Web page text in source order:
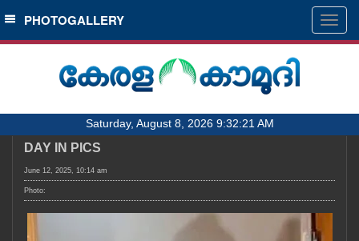
SECTIONS
HOME
NOTIFIED NEWS
KERALA
LOCAL
PHOTOGALLERY
Saturday, August 8, 2026 9:32:21 AM
DAY IN PICS
June 12, 2025, 10:14 am
Photo: